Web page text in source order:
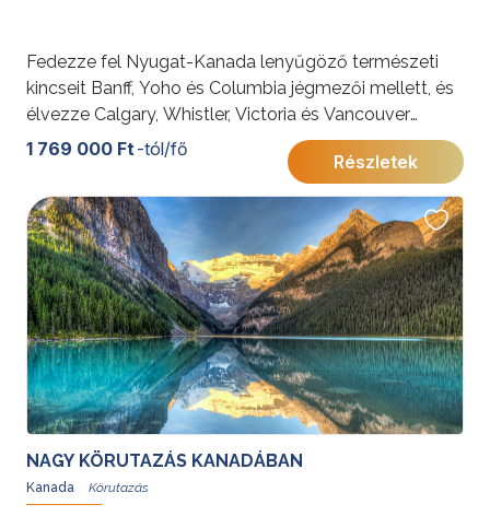
Fedezze fel Nyugat-Kanada lenyűgöző természeti
kincseit Banff, Yoho és Columbia jégmezői mellett, és
élvezze Calgary, Whistler, Victoria és Vancouver
vibráló városait. Egy felejthetetlen utazás várja a
természet és városi élet szerelmeseit!
További érdekességekért Kanadáról kattintson ide.
1 769 000 Ft-tól/fő
Részletek
NAGY KÖRUTAZÁS KANADÁBAN
Kanada